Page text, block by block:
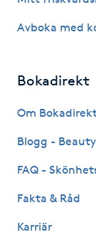
Hyperhidros
Hypnos
Avboka med
Bokadirekt
Om
Blogg -
FAQ -
Fakta & Råd
Karriär